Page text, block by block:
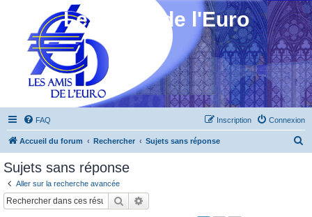
Les Amis de l'Euro
FAQ Connexion
Inscription
Accueil du forum Rechercher Sujets sans réponse
Sujets sans réponse
Aller sur la recherche avancée
Rechercher